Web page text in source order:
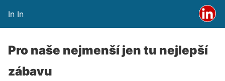
In In
Pro naše nejmenší jen tu nejlepší
zábavu